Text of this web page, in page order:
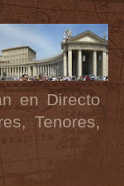
en Directo
Tenores,